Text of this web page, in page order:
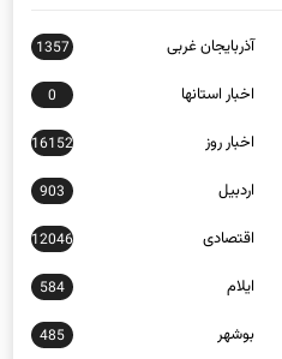
آذربایجان غربی 1357
اخبار استانها 0
اخبار روز 16152
اردبیل 903
اقتصادی 12046
ایلام 584
بوشهر 485